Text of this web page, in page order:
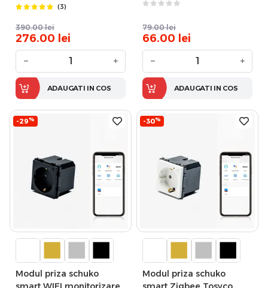
Amazon Alexa
(3)
390.00 lei
276.00 lei
− +
ADAUGATI IN COS
79.00 lei
66.00 lei
− +
ADAUGATI IN COS
-29%
Modul priza schuko
-30%
Modul priza schuko